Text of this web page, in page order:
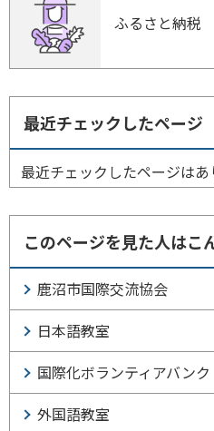
ふるさと納税
最近チェックしたページ
最近チェックしたページはあ
このページを見た人はこ
鹿沼市国際交流協会
日本語教室
国際化ボランティアバンク
外国語教室